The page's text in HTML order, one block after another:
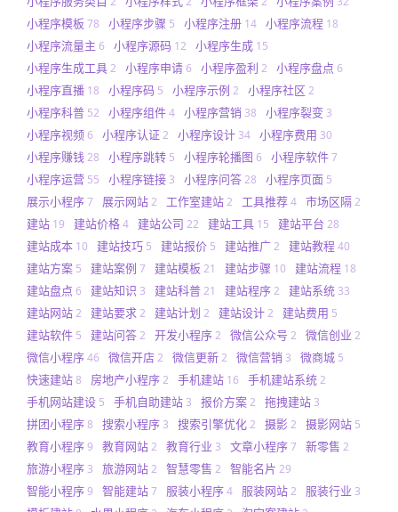
小程序模板 78 小程序步骤 5 小程序注册 14 小程序流程 18
小程序流量主 6 小程序源码 12 小程序生成 15
小程序生成工具2 小程序申请6 小程序盈利 2 小程序盘点 6
小程序直播 18 小程序码 5 小程序示例 2 小程序社区 2
小程序科普 52 小程序组件4 小程序营销 38 小程序裂变 3
小程序视频6 小程序认证2 小程序设计 34 小程序费用 30
小程序赚钱28 小程序跳转 5 小程序轮播图 6 小程序软件7
小程序运营 55 小程序链接 3 小程序问答28 小程序页面 5
展示小程序7 展示网站2 工作室建站2 工具推荐4 市场区隔2
建站 19 建站价格4 建站公司 22 建站工具 15 建站平台 28
建站成本 10 建站技巧 5 建站报价 5 建站推广2 建站教程40
建站方案 5 建站案例 7 建站模板 21 建站步骤 10 建站流程 18
建站盘点 6 建站知识 3 建站科普21 建站程序2 建站系统 33
建站网站2 建站要求2 建站计划 2 建站设计2 建站费用 5
建站软件 5 建站问答2 开发小程序2 微信公众号 2 微信创业 2
微信小程序46 微信开店2 微信更新2 微信营销 3 微商城 5
快速建站8 房地产小程序2 手机建站 16 手机建站系统2
手机网站建设 5 手机自助建站 3 报价方案2 拖拽建站 3
拼团小程序8 搜索小程序 3 搜索引擎优化2 摄影2 摄影网站 5
教育小程序9 教育网站2 教育行业 3 文章小程序7 新零售 2
旅游小程序 3 旅游网站2 智慧零售 2 智能名片 29
智能小程序9 智能建站7 服装小程序4 服装网站2 服装行业 3